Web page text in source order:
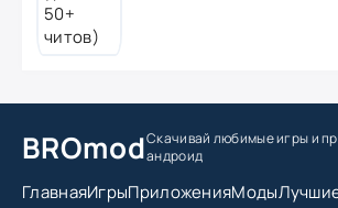
BROmodСкачивай любимые игрыи
андроид
ГлавнаяИгрыПриложенияМоды